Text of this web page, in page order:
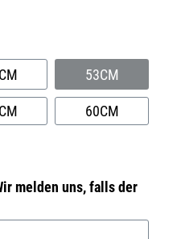
NICHT VERFÜGBAR.)
53CM
(DIESE
60CM
NICHT VERFÜGBAR.)
melden uns, falls der